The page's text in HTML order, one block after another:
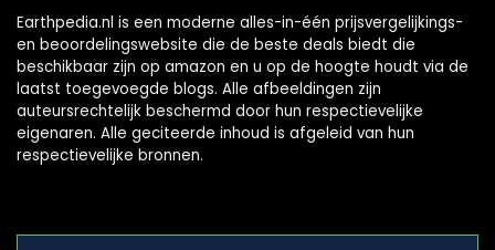
Earthpedia.nl is een moderne alles-in-één prijsvergelijkings-
en beoordelingswebsite die de beste deals biedt die
beschikbaar zijn op amazon en u op de hoogte houdt via de
laatst toegevoegde blogs. Alle afbeeldingen zijn
auteursrechtelijk beschermd door hun respectievelijke
eigenaren. Alle geciteerde inhoud is afgeleid van hun
respectievelijke bronnen.